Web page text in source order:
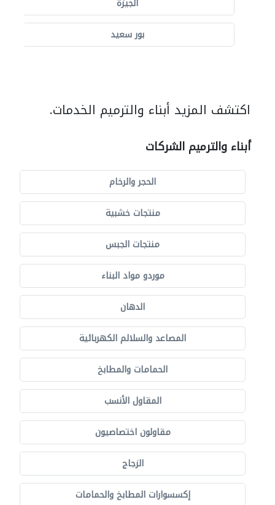
الجيزة
بور سعيد
اكتشف المزيد أبناء والترميم الخدمات.
أبناء والترميم الشركات
الحجر والرخام
منتجات خشبية
منتجات الجبس
موردو مواد البناء
الدهان
المصاعد والسلالم الكهربائية
الحمامات والمطابخ
المقاول الأنسب
مقاولون اختصاصيون
الزجاج
إكسسوارات المطابخ والحمامات